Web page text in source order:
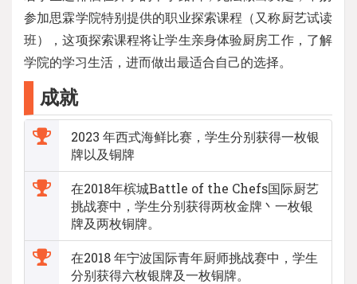
参加思霖学院特别提供的职业探索课程（又称厨艺试读
班），这项探索课程将让学生亲身体验厨房工作，了解
学院的学习生活，进而做出最适合自己的选择。
成就
2023 年西式海鲜比赛，学生分别获得一枚银
牌以及铜牌
在2018年槟城Battle of the Chefs国际厨艺
挑战赛中，学生分别获得两枚金牌丶一枚银
牌及两枚铜牌。
在2018 年宁波国际青年厨师挑战赛中，学生
分别获得六枚银牌及一枚铜牌。